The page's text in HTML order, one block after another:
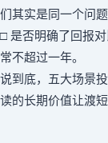
们其实是同一个问题
□ 是否明确了回报
常不超过一年。
说到底，五大场景
读的长期价值让渡短